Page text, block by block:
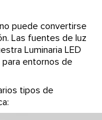
no puede convertirse
Las fuentes de luz
Luminaria LED
entornos de
tipos de